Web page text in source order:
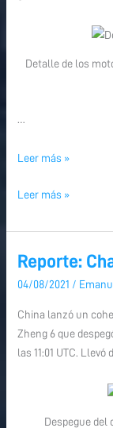
Detalle de los
Leer más »
Leer más »
Reporte:
04/08/2021 /
China lanzó un
Zheng 6 que
las 11:01 UTC.
Despegue del
Reporte:
6
|
KL-